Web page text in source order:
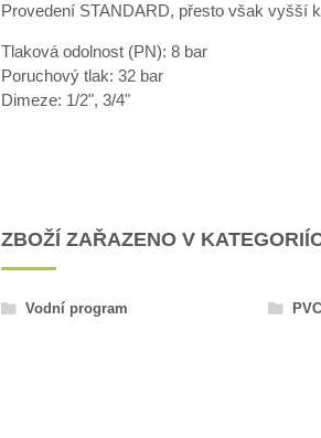
Provedení STANDARD, přesto však vyšší
Tlaková odolnost (PN): 8 bar
Poruchový tlak: 32 bar
Dimeze: 1/2", 3/4"
ZBOŽÍ ZAŘAZENO V
Vodní program